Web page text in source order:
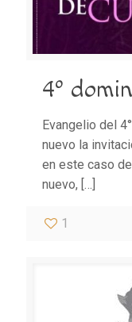
4º
Evangelio del
nuevo la
en este caso
nuevo, […]
1